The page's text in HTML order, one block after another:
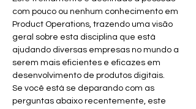
com pouco ou nenhum conhecimento em
Product Operations, trazendo uma visão
geral sobre esta disciplina que está
ajudando diversas empresas no mundo a
serem mais eficientes e eficazes em
desenvolvimento de produtos digitais.
Se você está se deparando com as
perguntas abaixo recentemente, este